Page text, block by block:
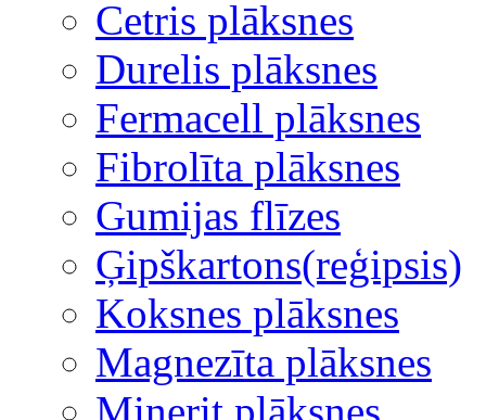
Cetris plāksnes
Durelis plāksnes
Fermacell plāksnes
Fibrolīta plāksnes
Gumijas flīzes
Ģipškartons(reģipsis)
Koksnes plāksnes
Magnezīta plāksnes